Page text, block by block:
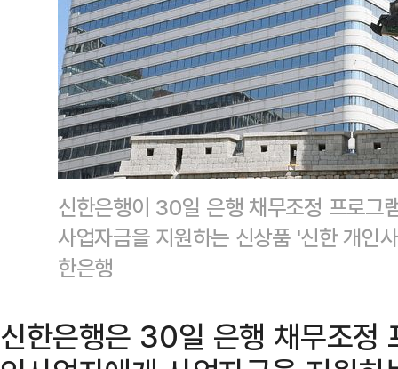
신한은행이 30일 은행 채무조정 프로그
사업자금을 지원하는 신상품 '신한 개
한은행
신한은행은 30일 은행 채무조정